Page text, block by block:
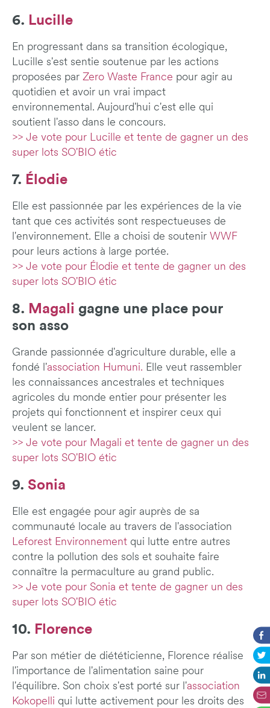
6. Lucille
En progressant dans sa transition écologique,
Lucille s'est sentie soutenue par les actions
proposées par Zero Waste France pour agir au
quotidien et avoir un vrai impact
environnemental. Aujourd'hui c'est elle qui
soutient l'asso dans le concours.
>> Je vote pour Lucille et tente de gagner un des
super lots SO'BIO étic
7. Élodie
Elle est passionnée par les expériences de la vie
tant que ces activités sont respectueuses de
l'environnement. Elle a choisi de soutenir WWF
pour leurs actions à large portée.
>> Je vote pour Élodie et tente de gagner un des
super lots SO'BIO étic
8. Magali gagne une place pour
son asso
Grande passionnée d'agriculture durable, elle a
fondé l'association Humuni. Elle veut rassembler
les connaissances ancestrales et techniques
agricoles du monde entier pour présenter les
projets qui fonctionnent et inspirer ceux qui
veulent se lancer.
>> Je vote pour Magali et tente de gagner un des
super lots SO'BIO étic
9. Sonia
Elle est engagée pour agir auprès de sa
communauté locale au travers de l'association
Leforest Environnement qui lutte entre autres
contre la pollution des sols et souhaite faire
connaître la permaculture au grand public.
>> Je vote pour Sonia et tente de gagner un des
super lots SO'BIO étic
10. Florence
Par son métier de diététicienne, Florence réalise
l'importance de l'alimentation saine pour
l'équilibre. Son choix s'est porté sur l'association
Kokopelli qui lutte activement pour les droits des